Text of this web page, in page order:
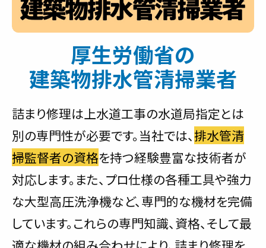
厚生労働省の
建築物排水管清掃業者
詰まり修理は上水道工事の水道局指定とは
別の専門性が必要です。当社では、排水管清
掃監督者の資格を持つ経験豊富な技術者が
対応します。また、プロ仕様の各種工具や強力
な大型高圧洗浄機など、専門的な機材を完備
しています。これらの専門知識、資格、そして最